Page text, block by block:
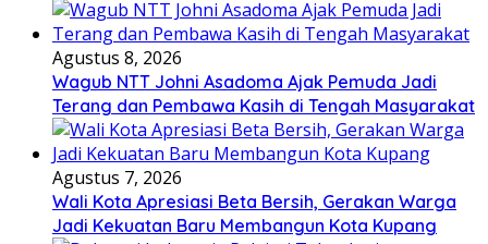
Agustus 8, 2026
Wagub NTT Johni Asadoma Ajak Pemuda Jadi
Terang dan Pembawa Kasih di Tengah Masyarakat
Agustus 7, 2026
Wali Kota Apresiasi Beta Bersih, Gerakan Warga
Jadi Kekuatan Baru Membangun Kota Kupang